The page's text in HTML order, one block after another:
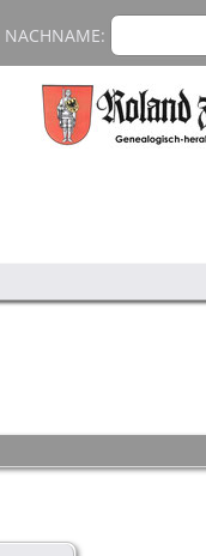
NACHNAME: